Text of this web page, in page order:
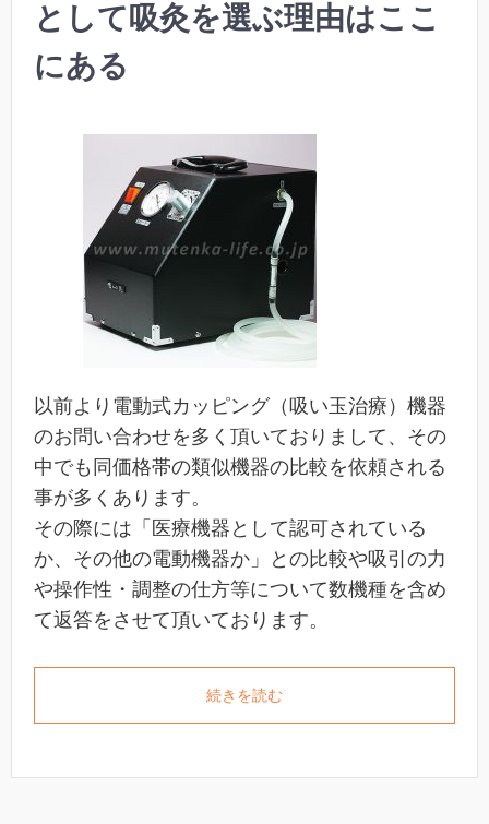
として吸灸を選ぶ理由はここ
にある
以前より電動式カッピング（吸い玉治療）機器
のお問い合わせを多く頂いておりまして、その
中でも同価格帯の類似機器の比較を依頼される
事が多くあります。
その際には「医療機器として認可されている
か、その他の電動機器か」との比較や吸引の力
や操作性・調整の仕方等について数機種を含め
て返答をさせて頂いております。
続きを読む